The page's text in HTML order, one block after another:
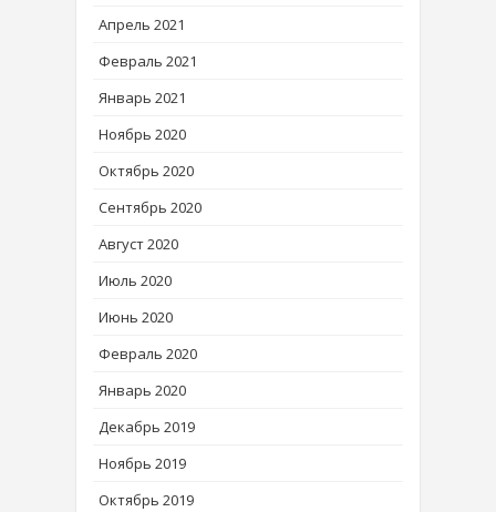
Апрель 2021
Февраль 2021
Январь 2021
Ноябрь 2020
Октябрь 2020
Сентябрь 2020
Август 2020
Июль 2020
Июнь 2020
Февраль 2020
Январь 2020
Декабрь 2019
Ноябрь 2019
Октябрь 2019